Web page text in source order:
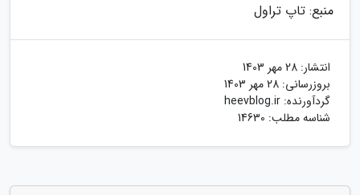
منبع: تاپ تراول
انتشار: 28 مهر 1403
بروزرسانی: 28 مهر 1403
گردآورنده: heevblog.ir
شناسه مطلب: 14630